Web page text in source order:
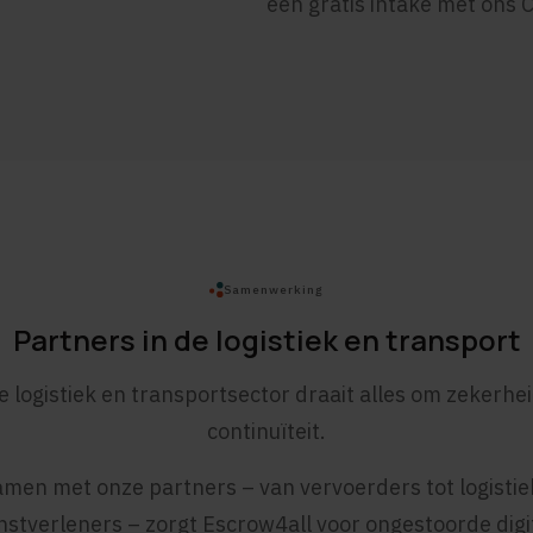
Samenwerking
Partners in de logistiek en transport
logistiek en transportsector draait alles om
continuïteit.
met onze partners – van vervoerders tot
– zorgt Escrow4all voor ongestoorde